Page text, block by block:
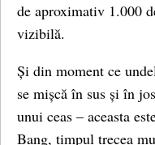
de aproximativ 1.000
vizibilă.
Și din moment ce
se mișcă în sus și în
unui ceas – aceasta
Bang, timpul trecea